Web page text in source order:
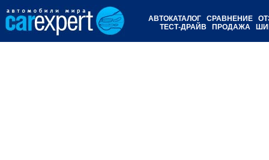
АВТОКАТАЛОГ СРАВНЕНИЕ
ТЕСТ-ДРАЙВ
ПРОДАЖА